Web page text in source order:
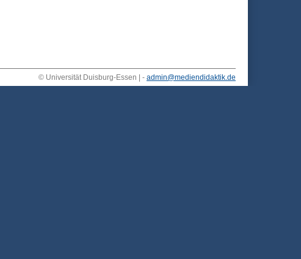
© Universität Duisburg-Essen | - admin@mediendidaktik.de